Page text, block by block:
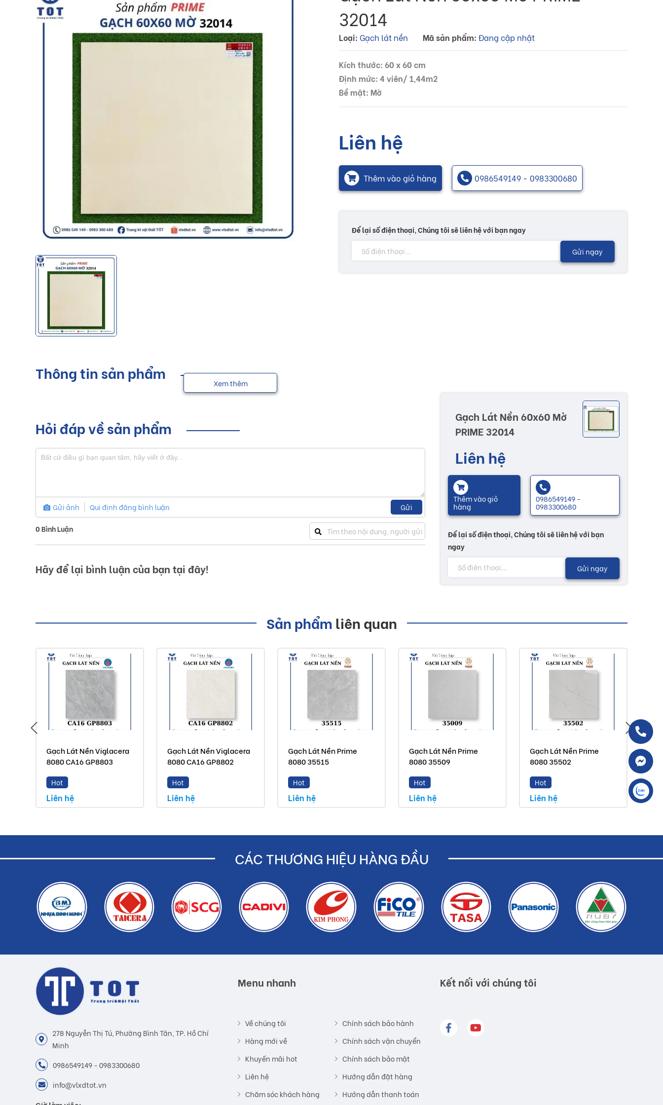
32014
Loại: Gạch lát nền Mã sản phẩm: Đang cập nhật
Kích thước: 60 x 60 cm
Định mức: 4 viên/ 1,44m2
Bề mặt: Mờ
Liên hệ
Thêm vào giỏ hàng 0986549149 - 0983300680
Để lại số điện thoại, Chúng tôi sẽ liên hệ với bạn ngay
Gửi ngay
Thông tin sản phẩm
Xem thêm
Hỏi đáp về sản phẩm
Gửi ảnh Qui định đăng bình luận Gửi
0Bình Luận
Hãy để lại bình luận của bạn tại đây!
Gạch Lát Nền 60x60 Mờ
PRIME 32014
Liên hệ
Thêm vào giỏ
hàng
0986549149 -
0983300680
Để lại số điện thoại, Chúng tôi sẽ liên hệ với bạn
ngay
Gửi ngay
Sản phẩm liên quan
Gạch Lát Nền Viglacera
8080 CA16 GP8803
Hot
Liên hệ
Gạch Lát Nền Viglacera
8080 CA16 GP8802
Hot
Liên hệ
Gạch Lát Nền Prime
8080 35515
Hot
Liên hệ
Gạch Lát Nền Prime
8080 35509
Hot
Liên hệ
Gạch Lát Nền Prime
8080 35502
Hot
Liên hệ
CÁC THƯƠNG HIỆU HÀNG ĐẦU
278 Nguyễn Thị Tú, Phường Bình Tân, TP. Hồ Chí
Minh
0986549149 - 0983300680
info@vlxdtot.vn
Menu nhanh
Về chúng tôi
Hàng mới về
Khuyến mãi hot
Liên hệ
Chăm sóc khách hàng
Chính sách bảo hành
Chính sách vận chuyển
Chính sách bảo mật
Hướng dẫn đặt hàng
Hướng dẫn thanh toán
Kết nối với chúng tôi